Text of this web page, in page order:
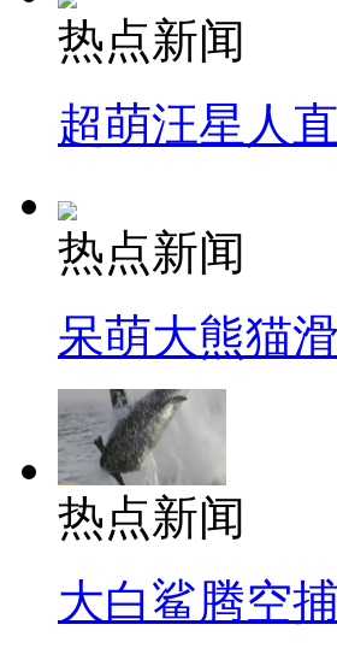
热点新闻
超萌汪星人
热点新闻
呆萌大熊猫
热点新闻
大白鲨腾空